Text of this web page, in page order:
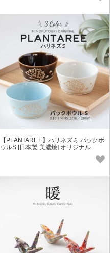
【PLANTAREE】ハリネズミ パックボ
ウルS [日本製 美濃焼] オリジナル